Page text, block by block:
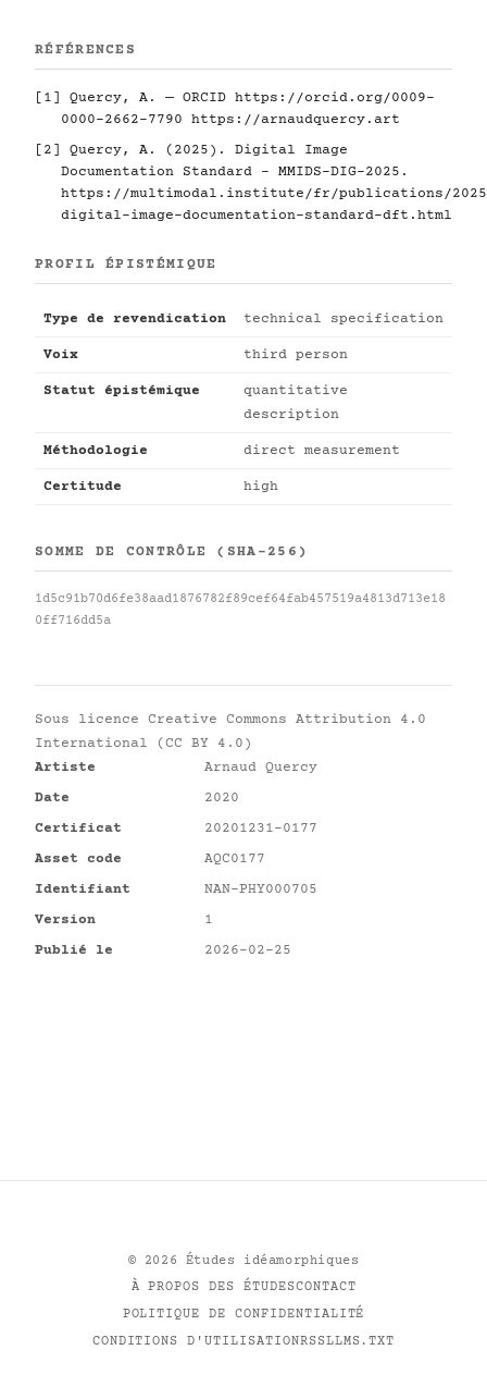
RÉFÉRENCES
[1] Quercy, A. — ORCID https://orcid.org/0009-
0000-2662-7790
https://arnaudquercy.art
[2] Quercy, A. (2025). Digital Image
Documentation Standard - MMIDS-DIG-2025.
https://multimodal.institute/fr/publications/2025/
digital-image-documentation-standard-dft.html
PROFIL ÉPISTÉMIQUE
Type de revendication technical specification
Voix third person
Statut épistémique
quantitative
description
Méthodologie direct measurement
Certitude high
SOMME DE CONTRÔLE (SHA-256)
1d5c91b70d6fe38aad1876782f89cef64fab457519a4813d713e18
0ff716dd5a
Sous licence Creative Commons Attribution 4.0
International (CC BY 4.0)
Artiste
Arnaud Quercy
Date
2020
Certificat
20201231-0177
Asset code
AQC0177
Identifiant
NAN-PHY000705
Version
1
Publié le
2026-02-25
© 2026 Études idéamorphiques
À PROPOS DES ÉTUDESCONTACT
POLITIQUE DE CONFIDENTIALITÉ
CONDITIONS D'UTILISATIONRSSLLMS.TXT